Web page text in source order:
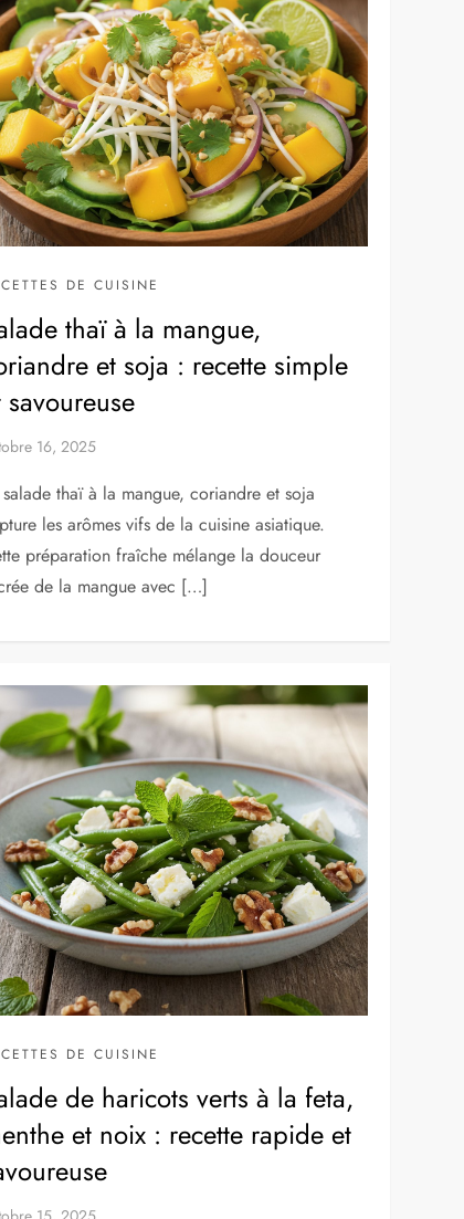
DE CUISINE
thaï à la mangue,
et soja : recette simple
savoureuse
16, 2025
salade thaï à la mangue, coriandre et soja
les arômes vifs de la cuisine asiatique.
préparation fraîche mélange la douceur
de la mangue avec […]
DE CUISINE
de haricots verts à la feta,
et noix : recette rapide et